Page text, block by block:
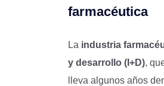
farmacéutica
La industria
y desarrollo (I+D),
lleva algunos años